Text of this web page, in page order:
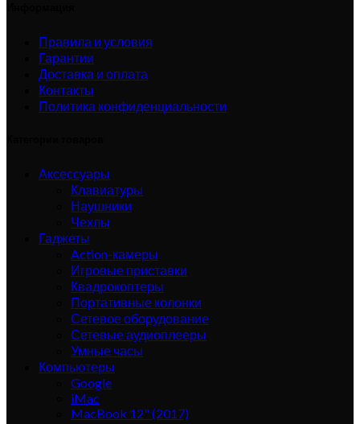
Правила и условия
Гарантии
Доставка и оплата
Контакты
Политика конфиденциальности
Аксессуары
Клавиатуры
Наушники
Чехлы
Гаджеты
Action-камеры
Игровые приставки
Квадрокоптеры
Портативные колонки
Сетевое оборудование
Сетевые аудиоплееры
Умные часы
Компьютеры
Google
iMac
MacBook 12" (2017)